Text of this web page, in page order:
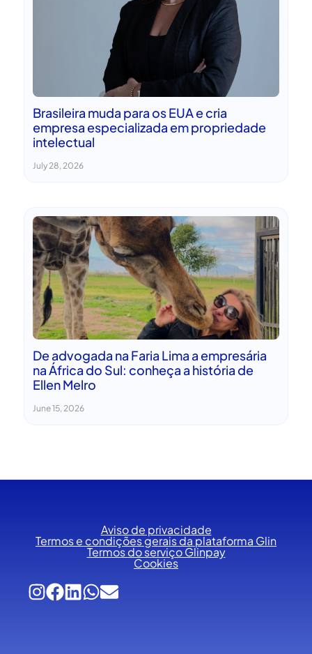
Brasileira muda para os EUA e cria
empresa especializada em propriedade
intelectual
July 28, 2026
De advogada na Faria Lima a empresária
na África do Sul: conheça a história de
Ellen Melro
June 15, 2026
Aviso de privacidade
Termos e condições gerais da plataforma Glin
Termos do serviço Glinpay
Cookies